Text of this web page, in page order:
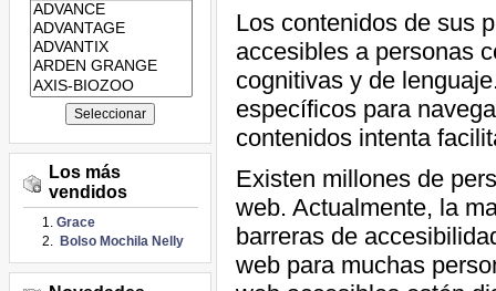
de
marcas:
Los más
vendidos
Grace
Bolso Mochila Nelly
Los contenidos de sus
accesibles a personas
cognitivas y de
específicos para
contenidos intenta
Existen millones de
web. Actualmente, la
barreras de
web para muchas